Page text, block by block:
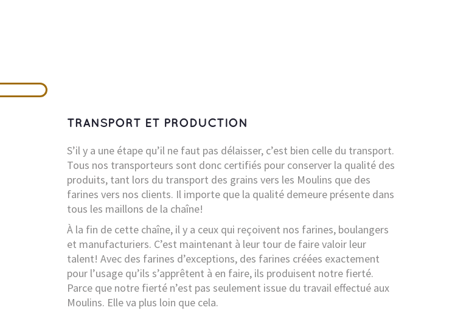
TRANSPORT ET PRODUCTION
S’il y a une étape qu’il ne faut pas délaisser, c’est bien celle du transport.
Tous nos transporteurs sont donc certifiés pour conserver la qualité des
produits, tant lors du transport des grains vers les Moulins que des
farines vers nos clients. Il importe que la qualité demeure présente dans
tous les maillons de la chaîne!
À la fin de cette chaîne, il y a ceux qui reçoivent nos farines, boulangers
et manufacturiers. C’est maintenant à leur tour de faire valoir leur
talent! Avec des farines d’exceptions, des farines créées exactement
pour l’usage qu’ils s’apprêtent à en faire, ils produisent notre fierté.
Parce que notre fierté n’est pas seulement issue du travail effectué aux
Moulins. Elle va plus loin que cela.